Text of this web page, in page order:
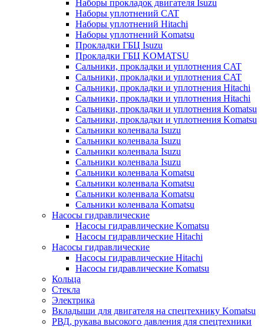
Наборы прокладок двигателя Isuzu
Наборы уплотнений CAT
Наборы уплотнений Hitachi
Наборы уплотнений Komatsu
Прокладки ГБЦ Isuzu
Прокладки ГБЦ KOMATSU
Сальники, прокладки и уплотнения CAT
Сальники, прокладки и уплотнения CAT
Сальники, прокладки и уплотнения Hitachi
Сальники, прокладки и уплотнения Hitachi
Сальники, прокладки и уплотнения Komatsu
Сальники, прокладки и уплотнения Komatsu
Сальники коленвала Isuzu
Сальники коленвала Isuzu
Сальники коленвала Isuzu
Сальники коленвала Isuzu
Сальники коленвала Komatsu
Сальники коленвала Komatsu
Сальники коленвала Komatsu
Сальники коленвала Komatsu
Насосы гидравлические
Насосы гидравлические Komatsu
Насосы гидравлические Hitachi
Насосы гидравлические
Насосы гидравлические Hitachi
Насосы гидравлические Komatsu
Кольца
Стекла
Электрика
Вкладыши для двигателя на спецтехнику Komatsu
РВД, рукава высокого давления для спецтехники